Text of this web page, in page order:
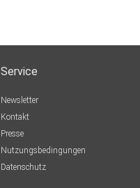
Service
Newsletter
Kontakt
Presse
Nutzungsbedingungen
Datenschutz